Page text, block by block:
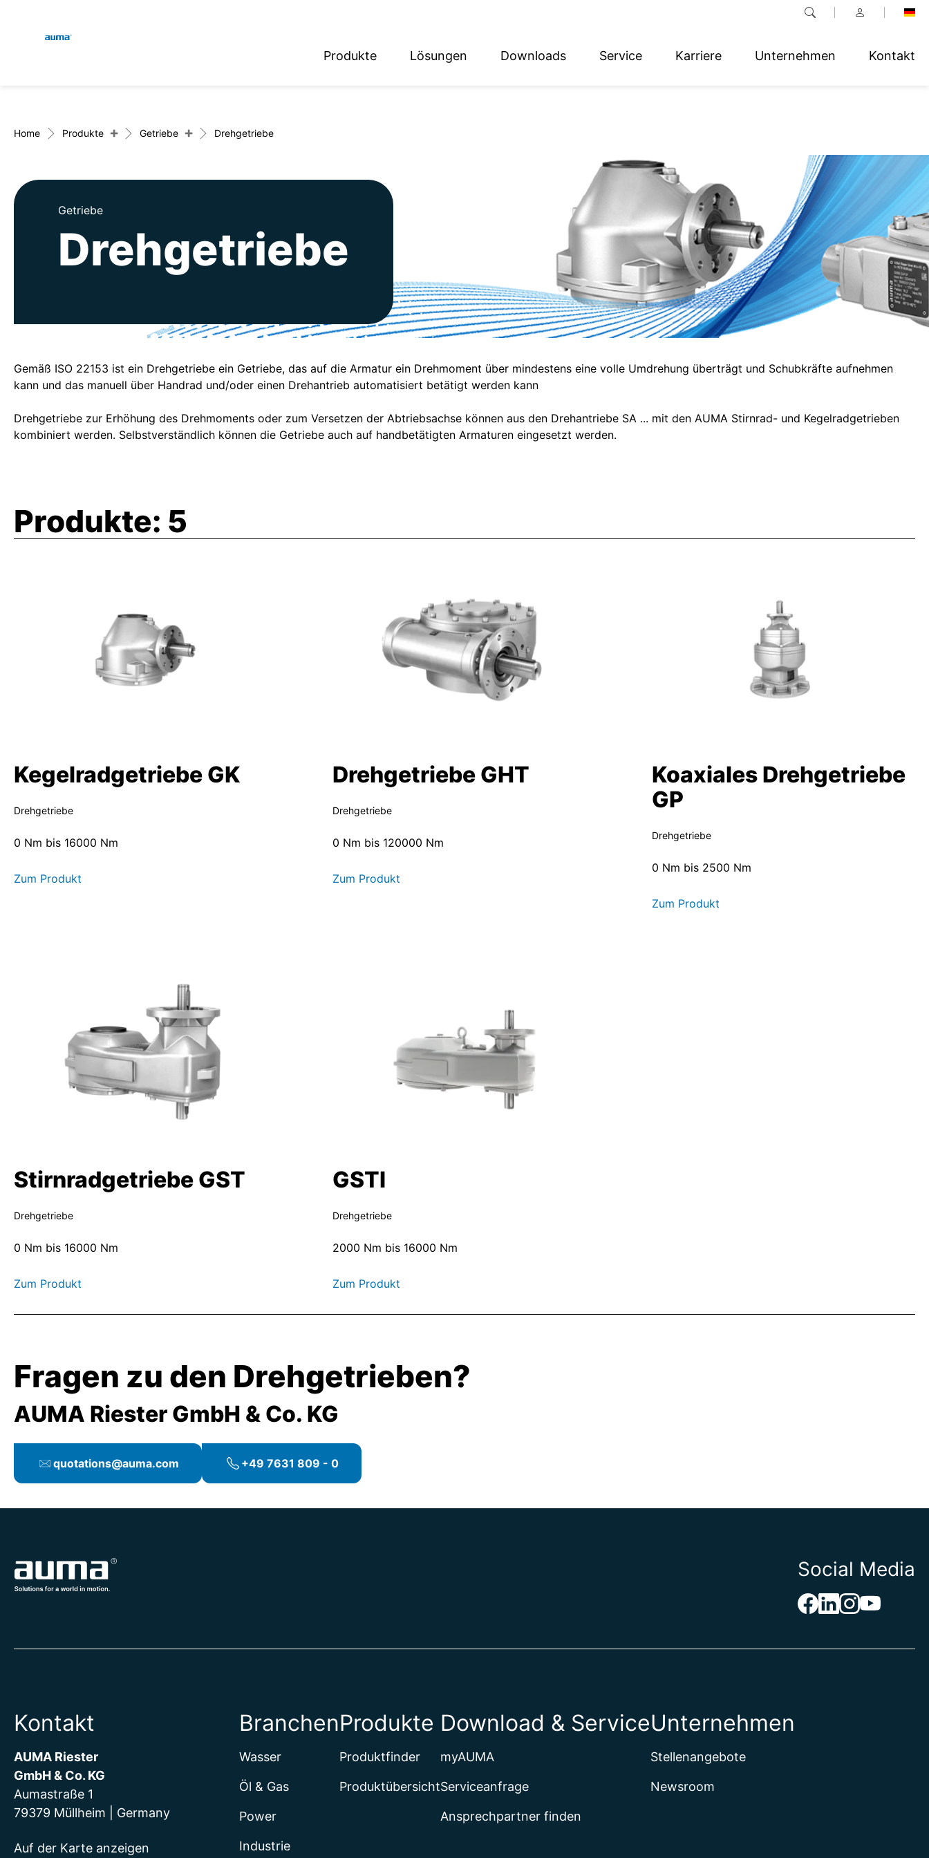
Produkte Lösungen Downloads Service Karriere Unternehmen Kontakt
Europa
Asien und Pazifik
Nordamerika
Home Produkte + Getriebe + Drehgetriebe
Getriebe
Drehgetriebe
Gemäß ISO 22153 ist ein Drehgetriebe ein Getriebe, das auf die Armatur ein Drehmoment über mindestens eine volle Umdrehung überträgt und Schubkräfte aufnehmen
kann und das manuell über Handrad und/oder einen Drehantrieb automatisiert betätigt werden kann
Drehgetriebe zur Erhöhung des Drehmoments oder zum Versetzen der Abtriebsachse können aus den Drehantriebe SA ... mit den AUMA Stirnrad- und Kegelradgetrieben
kombiniert werden. Selbstverständlich können die Getriebe auch auf handbetätigten Armaturen eingesetzt werden.
Produkte: 5
Kegelradgetriebe GK
Drehgetriebe
0 Nm bis 16000 Nm
Zum Produkt
Drehgetriebe GHT
Drehgetriebe
0 Nm bis 120000 Nm
Zum Produkt
Koaxiales Drehgetriebe
GP
Drehgetriebe
0 Nm bis 2500 Nm
Zum Produkt
Stirnradgetriebe GST
Drehgetriebe
0 Nm bis 16000 Nm
Zum Produkt
GSTI
Drehgetriebe
2000 Nm bis 16000 Nm
Zum Produkt
Fragen zu den Drehgetrieben?
AUMA Riester GmbH & Co. KG
quotations@auma.com +49 7631 809 - 0
Social Media
Kontakt
AUMA Riester
GmbH & Co. KG
Aumastraße 1
79379 Müllheim | Germany
Auf der Karte anzeigen
Branchen
Wasser
Öl & Gas
Power
Industrie
Produkte
Produktfinder
Produktübersicht
Download & Service
myAUMA
Serviceanfrage
Ansprechpartner finden
Unternehmen
Stellenangebote
Newsroom